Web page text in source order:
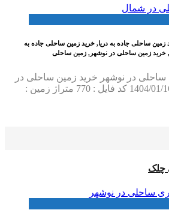
زمین ساحلی جاده به دریا, خرید زمین ساحلی جاده به
زمین ساحلی در نوشهر, زمین ساحلی
5000 متری ساحلی در نوشهر خرید زمین ساحلی در
شمال تاریخ درج فایل : 1404/01/16 کد فایل : 770 متراژ زمین :